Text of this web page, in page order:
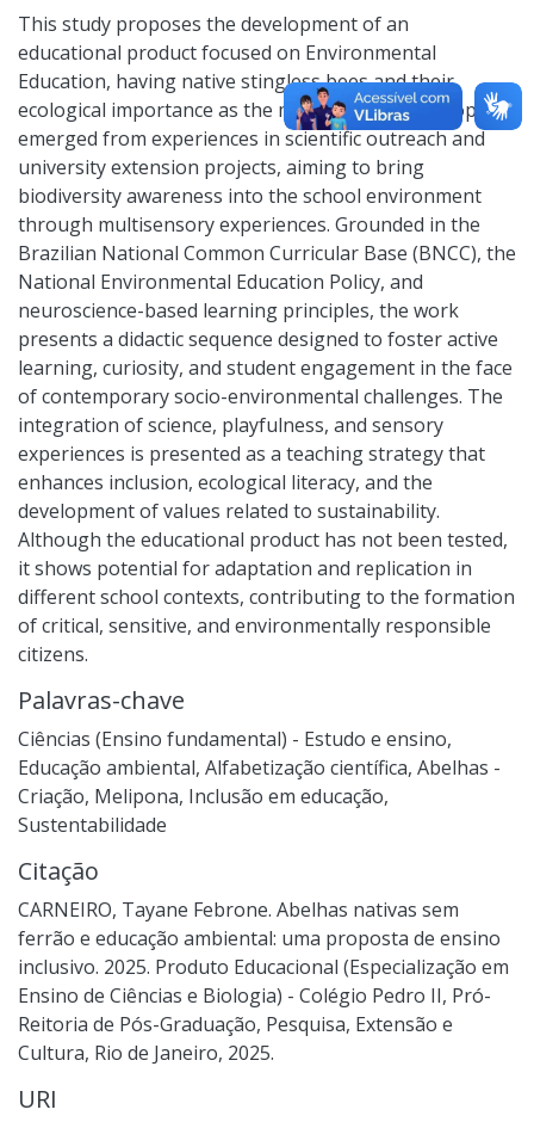
This study proposes the development of an
educational product focused on Environmental
Education, having native stingless bees and their
ecological importance as the main theme. The proposal
emerged from experiences in scientific outreach and
university extension projects, aiming to bring
biodiversity awareness into the school environment
through multisensory experiences. Grounded in the
Brazilian National Common Curricular Base (BNCC), the
National Environmental Education Policy, and
neuroscience-based learning principles, the work
presents a didactic sequence designed to foster active
learning, curiosity, and student engagement in the face
of contemporary socio-environmental challenges. The
integration of science, playfulness, and sensory
experiences is presented as a teaching strategy that
enhances inclusion, ecological literacy, and the
development of values related to sustainability.
Although the educational product has not been tested,
it shows potential for adaptation and replication in
different school contexts, contributing to the formation
of critical, sensitive, and environmentally responsible
citizens.
Palavras-chave
Ciências (Ensino fundamental) - Estudo e ensino,
Educação ambiental, Alfabetização científica, Abelhas -
Criação, Melipona, Inclusão em educação,
Sustentabilidade
Citação
CARNEIRO, Tayane Febrone. Abelhas nativas sem
ferrão e educação ambiental: uma proposta de ensino
inclusivo. 2025. Produto Educacional (Especialização em
Ensino de Ciências e Biologia) - Colégio Pedro II, Pró-
Reitoria de Pós-Graduação, Pesquisa, Extensão e
Cultura, Rio de Janeiro, 2025.
URI